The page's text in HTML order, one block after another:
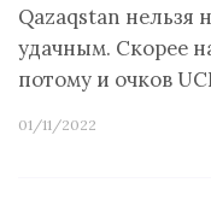
Qazaqstan нельзя
удачным. Скорее
потому и очков
01/11/2022